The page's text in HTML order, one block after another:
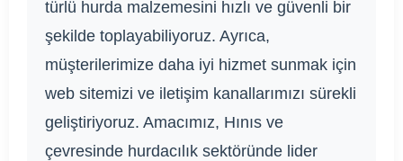
türlü hurda malzemesini hızlı ve güvenli bir
şekilde toplayabiliyoruz. Ayrıca,
müşterilerimize daha iyi hizmet sunmak için
web sitemizi ve iletişim kanallarımızı sürekli
geliştiriyoruz. Amacımız, Hınıs ve
çevresinde hurdacılık sektöründe lider